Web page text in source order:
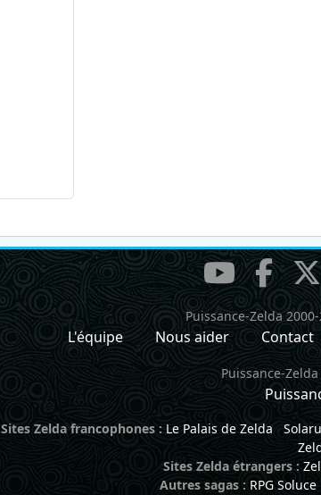
Puissance-Zelda
L'équipe Nous aider Contact
Puissance-
Sites Zelda francophones : Le Palais de Zelda
Sites Zelda étrangers :
Autres sagas : RPG Soluce